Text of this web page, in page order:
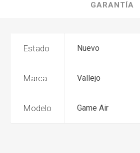
GARANTÍA
Estado Nuevo
Marca Vallejo
Modelo Game Air